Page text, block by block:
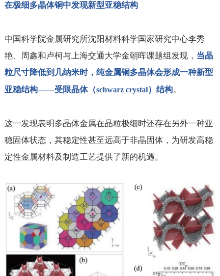
在极细多晶体铜中发现新型亚稳结构
中国科学院金属研究所沈阳材料科学国家研究中心李秀
艳、周鑫和卢柯与上海交通大学金朝晖课题组发现， 当晶
粒尺寸降低到几纳米时，纯金属铜多晶体会形成一种新型
亚稳结构——受限晶体（schwarz crystal）结构。
这一发现表明多晶体金属在晶粒极细时还存在另外一种亚
稳固体状态，其稳定性甚至远高于非晶固体，为研发高稳
定性金属材料及制造工艺提供了新的机遇。